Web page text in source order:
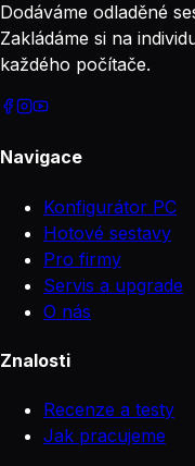
Dodáváme odladěné
Zakládáme si na
každého počítače.
Navigace
Konfigurátor PC
Hotové sestavy
Pro firmy
Servis a upgrade
O nás
Znalosti
Recenze a testy
Jak pracujeme